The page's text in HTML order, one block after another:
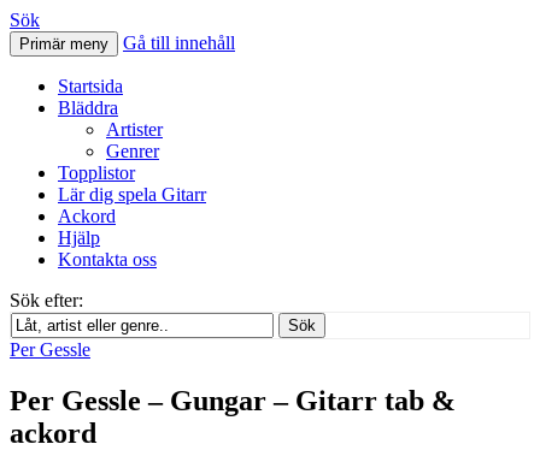
Svenskatabs.se
Sök
Primär meny Gå till innehåll
Startsida
Bläddra
Artister
Genrer
Topplistor
Lär dig spela Gitarr
Ackord
Hjälp
Kontakta oss
Sök efter:
Sök
Per Gessle
Per Gessle – Gungar – Gitarr tab &
ackord